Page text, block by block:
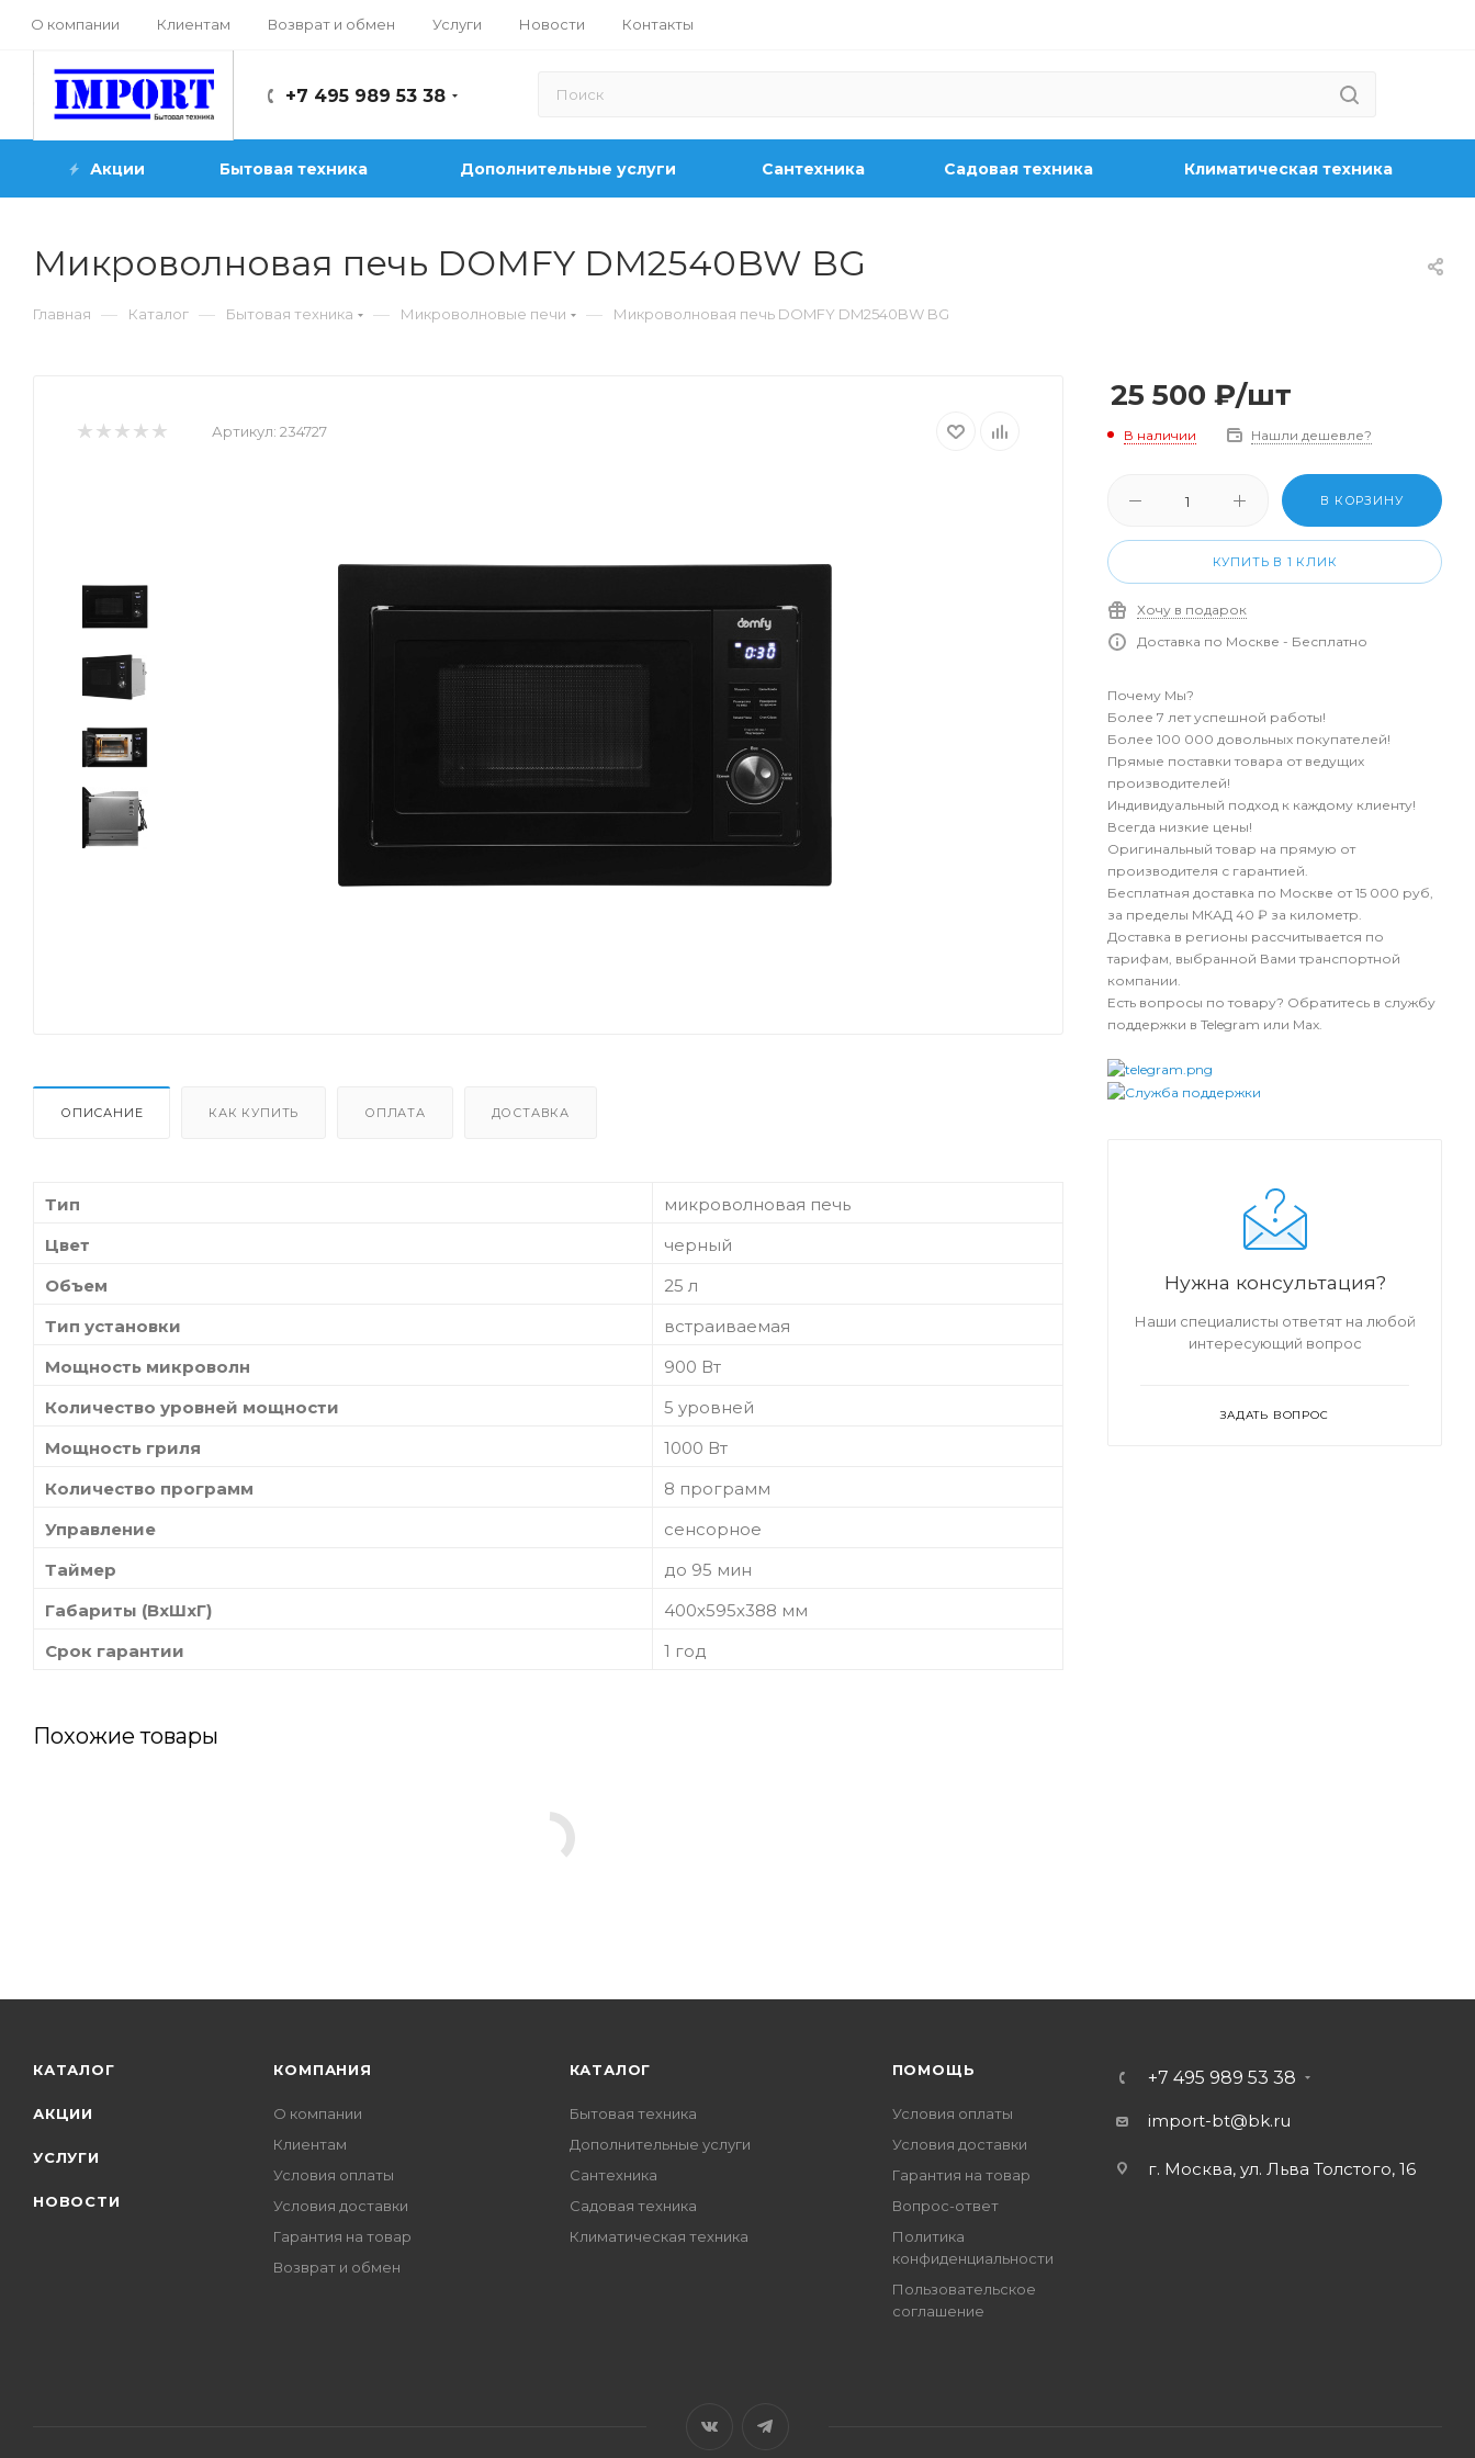
О компании Клиентам Возврат и обмен Услуги Новости Контакты
+7 495 989 53 38
Акции Бытовая техника Дополнительные услуги Сантехника Садовая техника Климатическая техника
Микроволновая печь DOMFY DM2540BW BG
Главная — Каталог — Бытовая техника — Микроволновые печи — Микроволновая печь DOMFY DM2540BW BG
Артикул: 234727
ОПИСАНИЕ КАК КУПИТЬ ОПЛАТА ДОСТАВКА
Тип
микроволновая печь
Цвет
черный
Объем
25 л
Тип установки
встраиваемая
Мощность микроволн
900 Вт
Количество уровней мощности
5 уровней
Мощность гриля
1000 Вт
Количество программ
8 программ
Управление
сенсорное
Таймер
до 95 мин
Габариты (ВхШхГ)
400х595х388 мм
Срок гарантии
1 год
Похожие товары
25 500 ₽/шт
В наличии Нашли дешевле?
В КОРЗИНУ
КУПИТЬ В 1 КЛИК
Хочу в подарок
Доставка по Москве - Бесплатно
Почему Мы?
Более 7 лет успешной работы!
Более 100 000 довольных покупателей!
Прямые поставки товара от ведущих
производителей!
Индивидуальный подход к каждому клиенту!
Всегда низкие цены!
Оригинальный товар на прямую от
производителя с гарантией.
Бесплатная доставка по Москве от 15 000 руб,
за пределы МКАД 40 ₽ за километр.
Доставка в регионы рассчитывается по
тарифам, выбранной Вами транспортной
компании.
Есть вопросы по товару? Обратитесь в службу
поддержки в Telegram или Max.
Нужна консультация?
Наши специалисты ответят на любой
интересующий вопрос
ЗАДАТЬ ВОПРОС
КАТАЛОГ
АКЦИИ
УСЛУГИ
НОВОСТИ
КОМПАНИЯ
О компании
Клиентам
Условия оплаты
Условия доставки
Гарантия на товар
Возврат и обмен
КАТАЛОГ
Бытовая техника
Дополнительные услуги
Сантехника
Садовая техника
Климатическая техника
ПОМОЩЬ
Условия оплаты
Условия доставки
Гарантия на товар
Вопрос-ответ
Политика
конфиденциальности
Пользовательское
соглашение
+7 495 989 53 38
import-bt@bk.ru
г. Москва, ул. Льва Толстого, 16